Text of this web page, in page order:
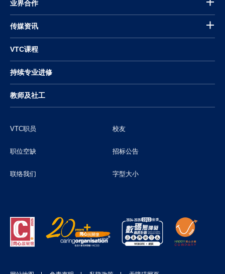
业界合作
传媒资讯
VTC课程
持续专业进修
教师及社工
VTC职员 校友
职位空缺 招标公告
联络我们 字型大小